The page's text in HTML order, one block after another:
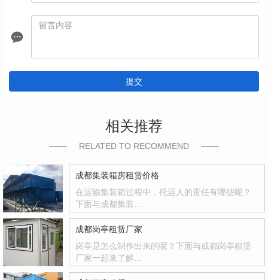
提交
相关推荐
RELATED TO RECOMMEND
成都集装箱房租赁价格
在运输集装箱过程中，托运人的责任有哪些呢？
下面与成都集装…
成都岗亭租赁厂家
岗亭是怎么制作出来的呢？下面与成都岗亭租赁
厂家一起来了解…